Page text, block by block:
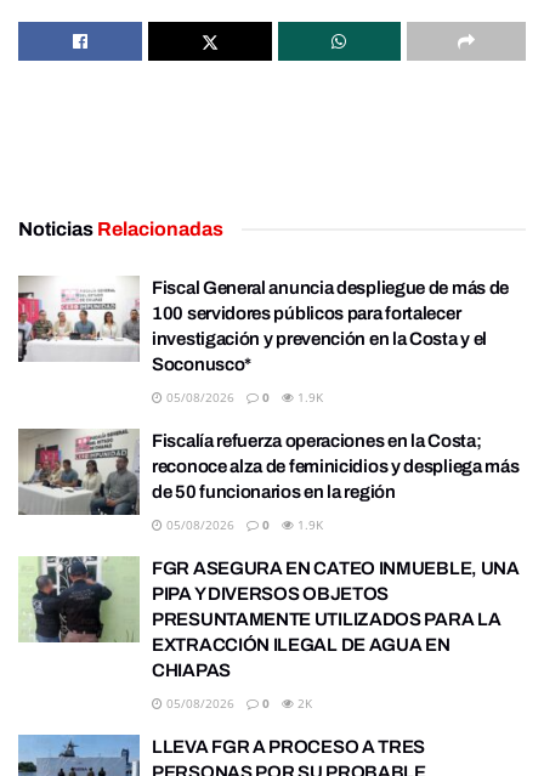
Noticias Relacionadas
Fiscal General anuncia despliegue de más de
100 servidores públicos para fortalecer
investigación y prevención en la Costa y el
Soconusco*
05/08/2026 0 1.9K
Fiscalía refuerza operaciones en la Costa;
reconoce alza de feminicidios y despliega más
de 50 funcionarios en la región
05/08/2026 0 1.9K
FGR ASEGURA EN CATEO INMUEBLE, UNA
PIPA Y DIVERSOS OBJETOS
PRESUNTAMENTE UTILIZADOS PARA LA
EXTRACCIÓN ILEGAL DE AGUA EN
CHIAPAS
05/08/2026 0 2K
LLEVA FGR A PROCESO A TRES
PERSONAS POR SU PROBABLE